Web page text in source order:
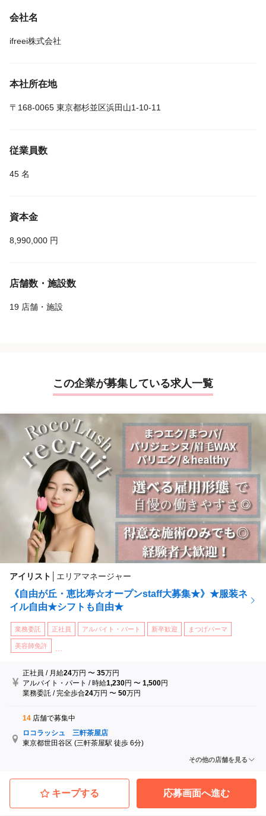
会社名
ifreei株式会社
本社所在地
〒168-0065 東京都杉並区浜田山1-10-11
従業員数
45 名
資本金
8,990,000 円
店舗数・施設数
19 店舗・施設
この企業が募集している求人一覧
アイリスト エリアマネージャー
《自由が丘・恵比寿☆オープンstaff大募集★》★服装ネ
イル自由★シフトも自由★
業務委託 正社員 アルバイト・パート 新卒歓迎 まつげパーマ
美容師免許
正社員 / 月給24万円 〜35万円
アルバイト・パート /時給1,230円 〜1,500円
業務委託 /完全歩合24万円 〜50万円
14 店舗で募集中
ロコラッシュ 三軒茶屋店
東京都世田谷区 (三軒茶屋駅 徒歩 6分)
ロコラッシュ横浜店
神奈川県横浜市神奈川区
(神奈川駅 徒歩 5分)
ロコラッシュ 仙川店
東京都調布市 (仙川駅 徒歩 1分)
その他の店舗を見る
キープする 応募画面へ進む